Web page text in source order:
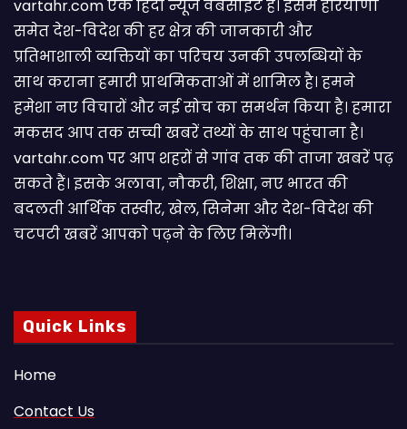
vartahr.com एक हिंदी न्यूज वेबसाइट है। इसमें हरियाणा
समेत देश-विदेश की हर क्षेत्र की जानकारी और
प्रतिभाशाली व्यक्तियों का परिचय उनकी उपलब्धियों के
साथ कराना हमारी प्राथमिकताओं में शामिल है। हमने
हमेशा नए विचारों और नई सोच का समर्थन किया है। हमारा
मकसद आप तक सच्ची खबरें तथ्यों के साथ पहुंचाना है।
vartahr.com पर आप शहरों से गांव तक की ताजा खबरें पढ़
सकते हैं। इसके अलावा, नौकरी, शिक्षा, नए भारत की
बदलती आर्थिक तस्वीर, खेल, सिनेमा और देश-विदेश की
चटपटी खबरें आपकाे पढ़ने के लिए मिलेंगी।
Quick Links
Home
Contact Us